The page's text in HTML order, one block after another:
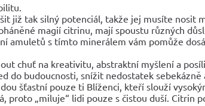
již tak silný potenciál, takže jej musíte nosit
magií citrinu, mají spoustu různých
amuletů s tímto minerálem vám pomůže
chuť na kreativitu, abstraktní myšlení a
do budoucnosti, snížit nedostatek sebekázně
šťastní pouze ti Blíženci, kteří slouží
proto „miluje“ lidi pouze s čistou duší. Citrin